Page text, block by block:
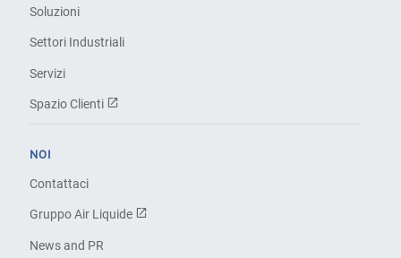
Soluzioni
Settori Industriali
Servizi
Spazio Clienti
NOI
Contattaci
Gruppo Air Liquide
News and PR